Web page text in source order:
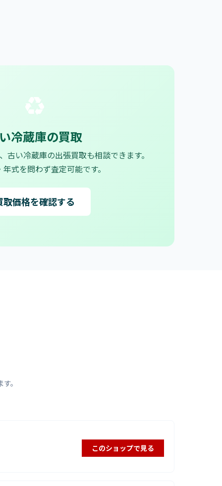
♻
冷蔵庫の買取
古い冷蔵庫の出張買取も相談できます。
年式を問わず査定可能です。
取価格を確認する
。
このショップで見る